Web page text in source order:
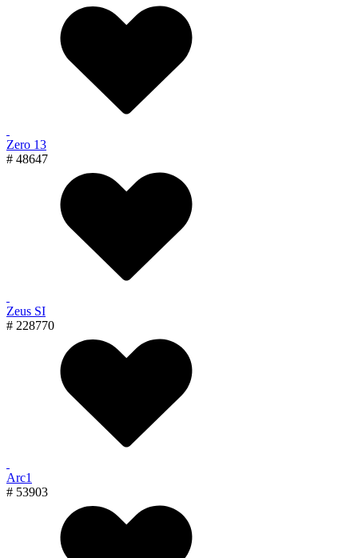
Zero 13
# 48647
Zeus SI
# 228770
Arc1
# 53903